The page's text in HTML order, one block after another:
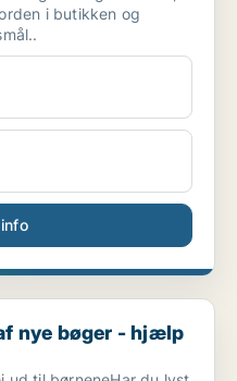
i butikken og
- hjælp med at s...
nye bøger - hjælp